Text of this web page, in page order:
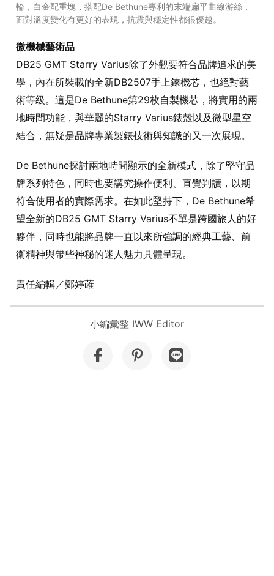
輪，白金配重塊，搭配De Bethune專利的末端扁平曲線游絲，
面對溫度變化有更好的表現，抗震與穩定性都很優越。
微機械藝術品
DB25 GMT Starry Varius除了外觀要符合品牌追求的美
學，內在所裝載的全新DB2507手上鍊機芯，也絕對藝
術等級。這是De Bethune第29枚自製機芯，將實用的兩
地時間功能，與華麗的Starry Varius錶殼以及微型星空
結合，無疑是品牌專業製錶技術與知識的又一次展現。
De Bethune探討兩地時間顯示的全新模式，除了堅守品
牌系列特色，同時也要講究操作便利、直覺判讀，以期
符合使用者的實際需求。在如此堅持下，De Bethune希
望全新的DB25 GMT Starry Varius不單是跨國旅人的好
夥伴，同時也能將品牌一直以來所強調的經典工藝、前
衛精神與帶些神秘的迷人魅力具體呈現。
責任編輯／鄭婷蓶
小編彙整 IWW Editor